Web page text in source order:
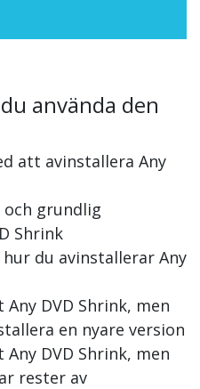
använda den
att avinstallera Any
grundlig
Shrink
du avinstallerar Any
DVD Shrink, men
en nyare version
DVD Shrink, men
rester av